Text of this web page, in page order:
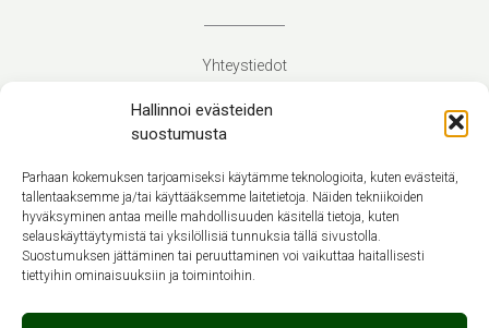
Hallinnoi evästeiden
suostumusta
Parhaan kokemuksen tarjoamiseksi käytämme teknologioita, kuten evästeitä,
tallentaaksemme ja/tai käyttääksemme laitetietoja. Näiden tekniikoiden
hyväksyminen antaa meille mahdollisuuden käsitellä tietoja, kuten
selauskäyttäytymistä tai yksilöllisiä tunnuksia tällä sivustolla.
Suostumuksen jättäminen tai peruuttaminen voi vaikuttaa haitallisesti
tiettyihin ominaisuuksiin ja toimintoihin.
Yhteystiedot
Toimitusehdot
Tietosuojaseloste
Suomi